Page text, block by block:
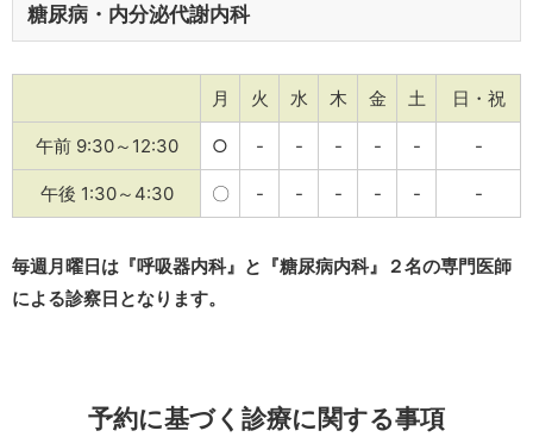
糖尿病・内分泌代謝内科
月 火 水 木 金 土 日・祝
午前 9:30～12:30 ○ - - - - - -
午後 1:30～4:30 〇 - - - - - -
毎週月曜日は『呼吸器内科』と『糖尿病内科』２名の専門医師
による診察日となります。
予約に基づく診療に関する事項